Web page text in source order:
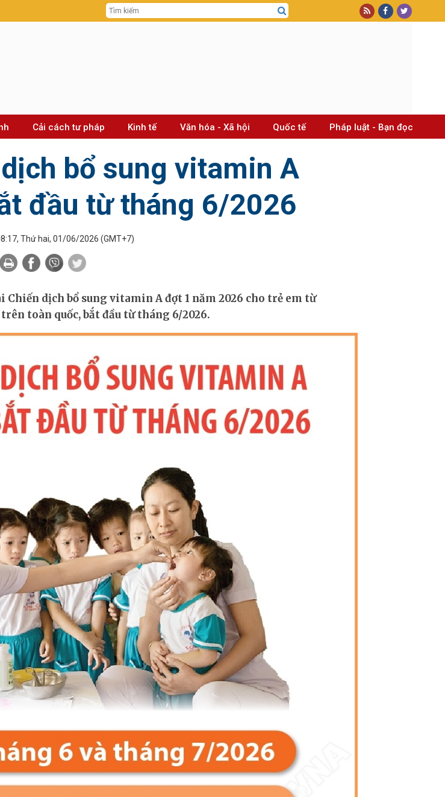
Cải cách tư pháp Kinh tế Văn hóa - Xã hội Quốc tế Pháp luật - Bạn đọc
bổ sung vitamin A
đầu từ tháng 6/2026
Thứ hai, 01/06/2026 (GMT+7)
toàn quốc bắt đầu từ tháng 6/2026
dịch bổ sung vitamin A đợt 1 năm 2026 cho trẻ em từ
toàn quốc, bắt đầu từ tháng 6/2026.